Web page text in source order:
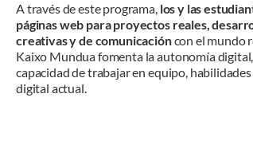
A través de este programa, los y las
páginas web para proyectos reales,
creativas y de comunicacióncon el mundo
Kaixo Mundua fomenta la autonomía
capacidad de trabajar en equipo,
digital actual.